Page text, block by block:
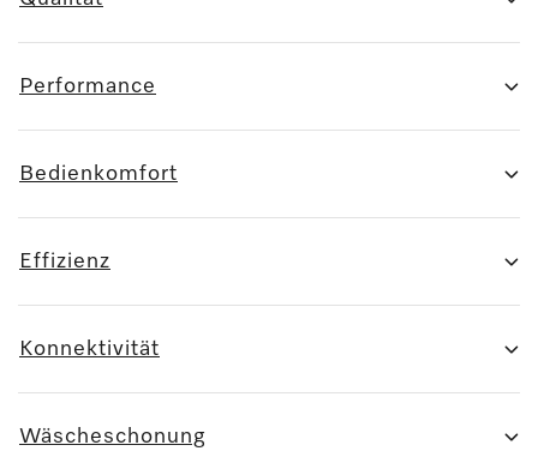
Performance
Bedienkomfort
Effizienz
Konnektivität
Wäscheschonung